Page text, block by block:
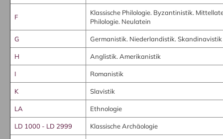
F
Klassische Philologie. Byzantinistik.
Philologie. Neulatein
G Germanistik. Niederlandistik. Skandinavistik
H Anglistik. Amerikanistik
I Romanistik
K Slavistik
LA Ethnologie
LD 1000 - LD 2999 Klassische Archäologie